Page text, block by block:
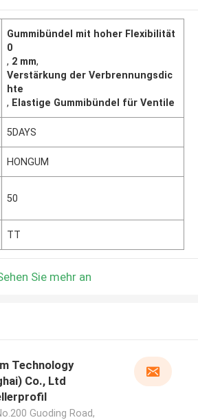
Gummibündel mit hoher Flexibilität
0
, 2 mm,
Verstärkung der Verbrennungsdic
hte
, Elastige Gummibündel für Ventile
5DAYS
HONGUM
50
TT
Sie mehr an
Technology
Co., Ltd
Guoding Road,